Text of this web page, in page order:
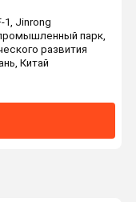
1, Jinrong
парк,
развития
Китай